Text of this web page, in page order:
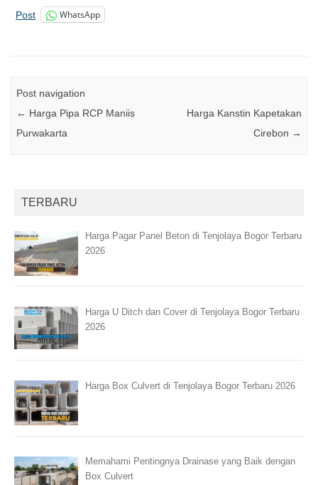
Post WhatsApp
Post navigation
← Harga Pipa RCP Maniis
Purwakarta
Harga Kanstin Kapetakan
Cirebon →
TERBARU
Harga Pagar Panel Beton di Tenjolaya Bogor Terbaru
2026
Harga U Ditch dan Cover di Tenjolaya Bogor Terbaru
2026
Harga Box Culvert di Tenjolaya Bogor Terbaru 2026
Memahami Pentingnya Drainase yang Baik dengan
Box Culvert